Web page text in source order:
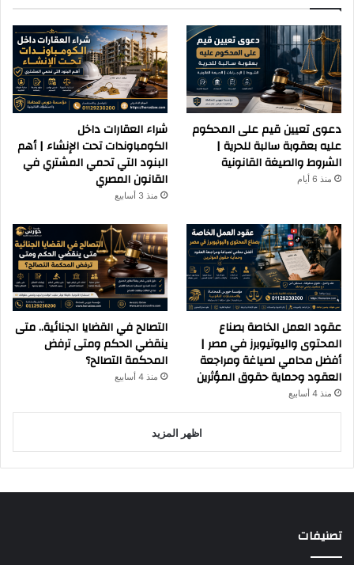
دعوى تعيين قيم على المحكوم
عليه بعقوبة سالبة للحرية |
الشروط والصيغة القانونية
منذ 6 أيام
شراء العقارات داخل
الكومباوندات تحت الإنشاء | أهم
البنود التي تحمي المشتري في
القانون المصري
منذ 3 أسابيع
عقود العمل الخاصة بصناع
المحتوى واليوتيوبرز في مصر |
أفضل محامي لصياغة ومراجعة
العقود وحماية حقوق المؤثرين
منذ 4 أسابيع
التصالح في القضايا الجنائية.. متى
ينقضي الحكم ومتى ترفض
المحكمة التصالح؟
منذ 4 أسابيع
اظهر المزيد
تصنيفات